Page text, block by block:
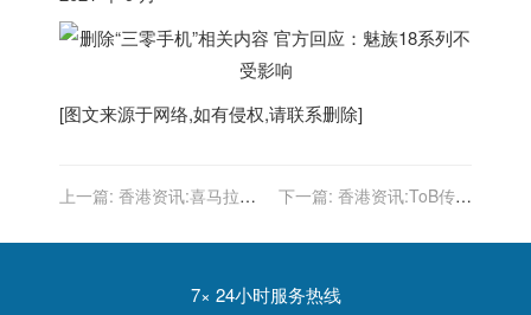
[图文来源于网络,如有侵权,请联系删除]
上一篇: 香港资讯:喜马拉雅
下一篇: 香港资讯:ToB传统
工具有哪些?
7× 24小时服务热线